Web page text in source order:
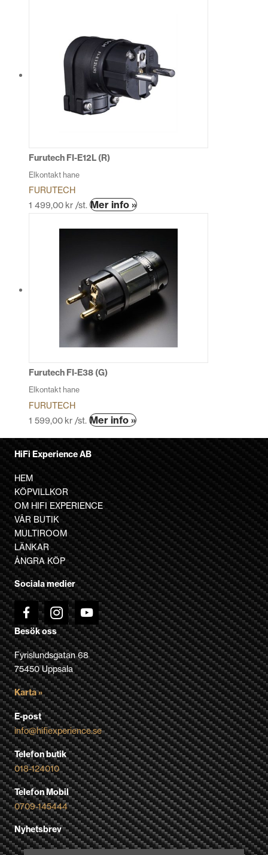
Furutech FI-E12L (R)
Elkontakt hane
FURUTECH
1 499,00 kr /st. Mer info »
Furutech FI-E38 (G)
Elkontakt hane
FURUTECH
1 599,00 kr /st. Mer info »
HiFi Experience AB
HEM
KÖPVILLKOR
OM HIFI EXPERIENCE
VÅR BUTIK
MULTIROOM
LÄNKAR
ÅNGRA KÖP
Sociala medier
Besök oss
Fyrislundsgatan 68
75450 Uppsala
Karta »
E-post
info@hifiexperience.se
Telefon butik
018-124010
Telefon Mobil
0709-145444
Nyhetsbrev